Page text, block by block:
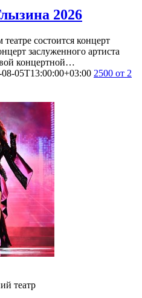
2026
состоится концерт
заслуженного артиста
концертной…
08-05T13:00:00+03:00 2500 от 2
театр